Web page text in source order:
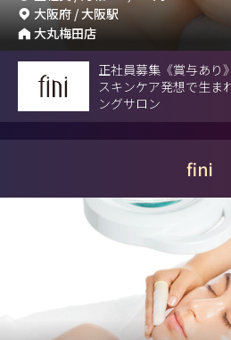
大阪府 / 大阪駅
大丸梅田店
正社員募集《賞与あり
スキンケア発想で生ま
ングサロン
fini